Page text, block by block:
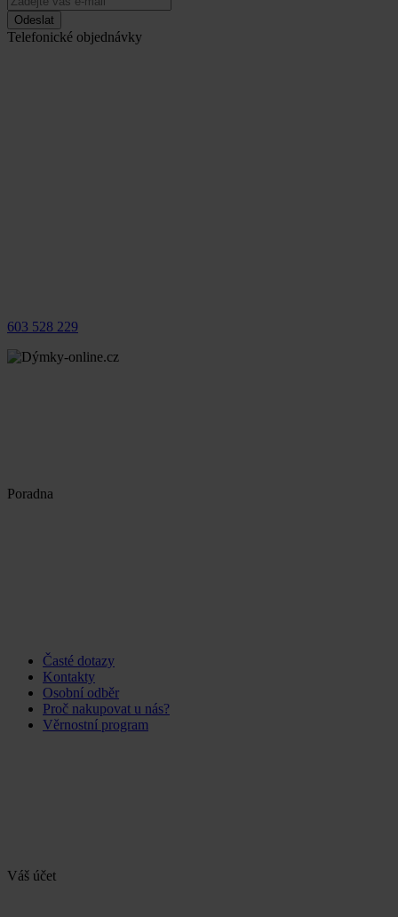
Odeslat
Telefonické objednávky
603 528 229
Poradna
Časté dotazy
Kontakty
Osobní odběr
Proč nakupovat u nás?
Věrnostní program
Váš účet